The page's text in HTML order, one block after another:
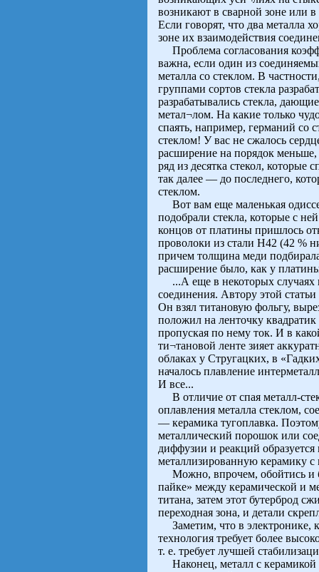
возникают в сварной зоне или
Если говорят, что два металла
зоне их взаимодействия
Проблема согласования
важна, если один из
металла со стеклом. В
группами сортов стекла
разрабатывались стекла,
метал¬лом. На какие только
спаять, например, германий со
стеклом! У вас не сжалось
расширение на порядок меньше,
ряд из десятка стекол, которые
так далее — до последнего,
стеклом.
Вот вам еще маленькая
подобрали стекла, которые с
концов от платины пришлось
проволоки из стали Н42 (42 %
причем толщина меди
расширение было, как у
...А еще в некоторых случаях
соединения. Автору этой
Он взял титановую фольгу,
положил на ленточку
пропуская по нему ток. И в
ти¬тановой ленте зияет
облаках у Стругацких, в
началось плавление
И все...
В отличие от спая металл-
оплавления металла стеклом,
— керамика тугоплавка.
металлический порошок или
диффузии и реакций
металлизированную керамику с
Можно, впрочем, обойтись и
пайке» между керамической и
титана, затем этот бутерброд
переходная зона, и детали
Заметим, что в электронике,
технология требует более
т. е. требует лучшей
Наконец, металл с керамикой